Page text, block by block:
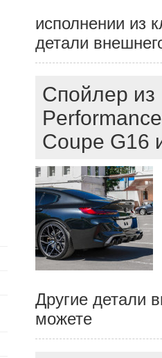
исполнении из
детали
Спойлер
Coupe G16
Другие детали
можете